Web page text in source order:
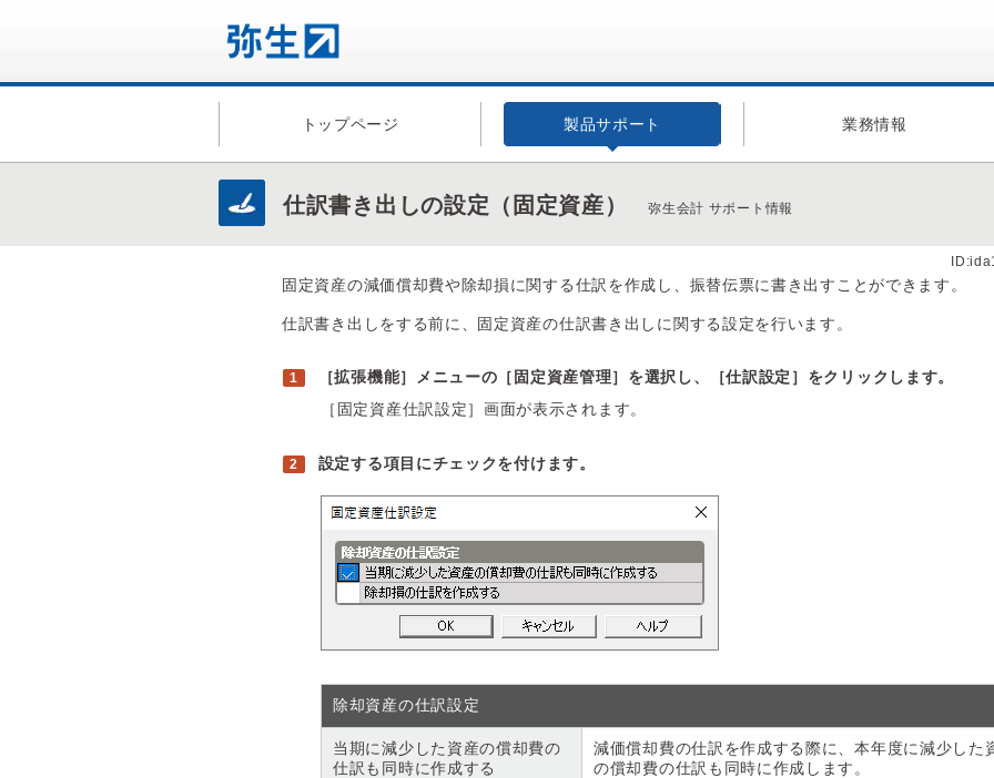
トップページ 製品サポート 業務情報
仕訳書き出しの設定（固定資産） 弥生会計 サポート情報
固定資産の減価償却費や除却損に関する仕訳を作成し、振替伝票に書き出すことができます。
仕訳書き出しをする前に、固定資産の仕訳書き出しに関する設定を行います。
［拡張機能］メニューの［固定資産管理］を選択し、［仕訳設定］をクリックします。
［固定資産仕訳設定］画面が表示されます。
設定する項目にチェックを付けます。
除却資産の仕訳設定
当期に減少した資産の償却費の
仕訳も同時に作成する
減価償却費の仕訳を作成する際に、本年度に減少した
の償却費の仕訳も同時に作成します。